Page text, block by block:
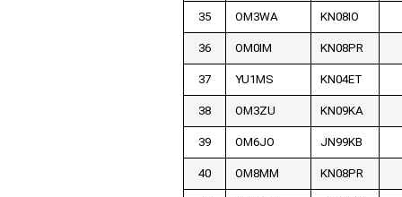
35 OM3WA KN08IO
36 OM0IM KN08PR
37 YU1MS KN04ET
38 OM3ZU KN09KA
39 OM6JO JN99KB
40 OM8MM KN08PR